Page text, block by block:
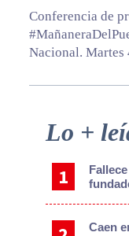
Conferencia de
Nacional. Martes
Primary
Lo +
Caen